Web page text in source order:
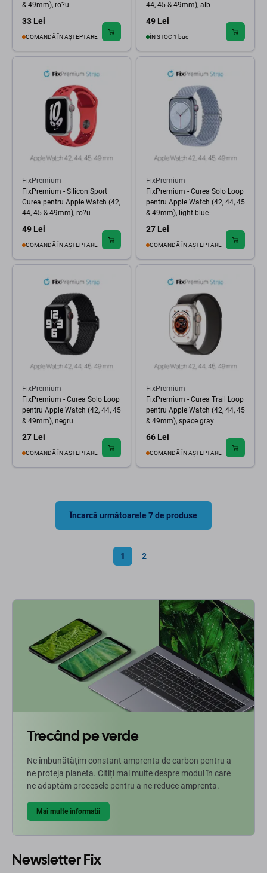
& 49mm), ro?u
33 Lei
COMANDĂ ÎN AȘTEPTARE
44, 45 & 49mm), alb
49 Lei
ÎN STOC 1 buc
FixPremium
FixPremium - Silicon Sport
Curea pentru Apple Watch (42,
44, 45 & 49mm), ro?u
49 Lei
COMANDĂ ÎN AȘTEPTARE
FixPremium
FixPremium - Curea Solo Loop
pentru Apple Watch (42, 44, 45
& 49mm), light blue
27 Lei
COMANDĂ ÎN AȘTEPTARE
FixPremium
FixPremium - Curea Solo Loop
pentru Apple Watch (42, 44, 45
& 49mm), negru
27 Lei
COMANDĂ ÎN AȘTEPTARE
FixPremium
FixPremium - Curea Trail Loop
pentru Apple Watch (42, 44, 45
& 49mm), space gray
66 Lei
COMANDĂ ÎN AȘTEPTARE
Încarcă următoarele 7 de produse
1 2
Trecând pe verde
Ne îmbunătățim constant amprenta de carbon pentru a
ne proteja planeta. Citiți mai multe despre modul în care
ne adaptăm procesele pentru a ne reduce amprenta.
Mai multe informatii
Newsletter Fix